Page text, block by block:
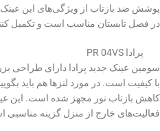
پوشش ضد بازتاب از ویژگی‌های این عینک
در فصل تابستان مناسب است و تکمیل
پرادا PR 04VS
سومین عینک جدید پرادا دارای طراحی
با کیفیت است. در مورد لنزها هم باید
کاهش بازتاب نور مجهز شده است. این
فعالیت‌های خارج از منزل گزینه مناسبی